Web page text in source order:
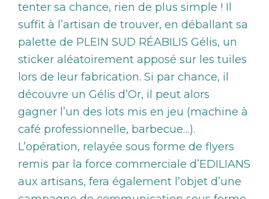
tenter sa chance, rien de plus simple ! Il
suffit à l’artisan de trouver, en déballant sa
palette de PLEIN SUD RÉABILIS Gélis, un
sticker aléatoirement apposé sur les tuiles
lors de leur fabrication. Si par chance, il
découvre un Gélis d’Or, il peut alors
gagner l’un des lots mis en jeu (machine à
café professionnelle, barbecue…).
L’opération, relayée sous forme de flyers
remis par la force commerciale d’EDILIANS
aux artisans, fera également l’objet d’une